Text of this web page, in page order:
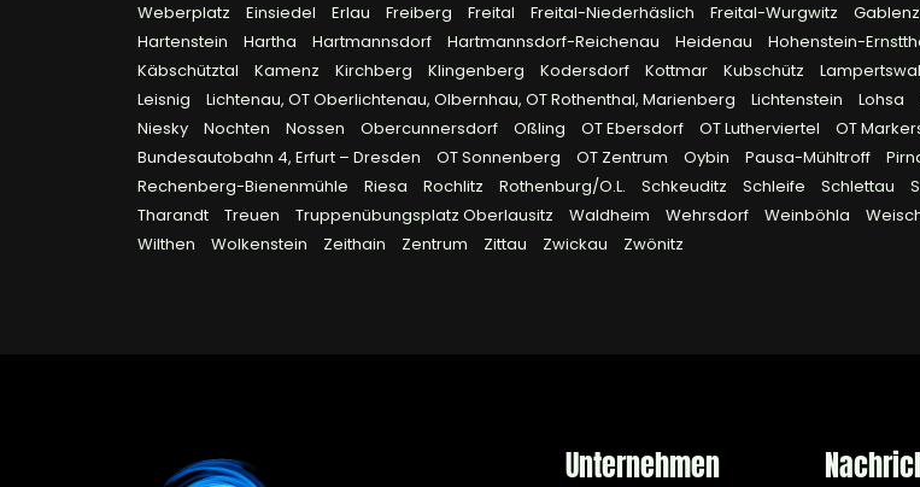
Weberplatz
Einsiedel Erlau Freiberg Freital Freital-Niederhäslich Freital-Wurgwitz Gablenz
Hartenstein
Hartha Hartmannsdorf Hartmannsdorf-Reichenau Heidenau Hohenstein-
Käbschütztal
Kamenz Kirchberg Klingenberg Kodersdorf Kottmar Kubschütz
Leisnig
Lichtenau, OT Oberlichtenau, Olbernhau, OT Rothenthal, Marienberg Lichtenstein Lohsa
Niesky
Nochten Nossen Obercunnersdorf Oßling OT Ebersdorf OT Lutherviertel OT
Bundesautobahn 4, Erfurt – Dresden
OT Sonnenberg OT Zentrum Oybin Pausa-Mühltroff
Rechenberg-Bienenmühle
Riesa Rochlitz Rothenburg/O.L. Schkeuditz Schleife Schlettau
Tharandt
Treuen Truppenübungsplatz Oberlausitz Waldheim Wehrsdorf Weinböhla
Wilthen
Wolkenstein Zeithain Zentrum Zittau Zwickau Zwönitz
Unternehmen